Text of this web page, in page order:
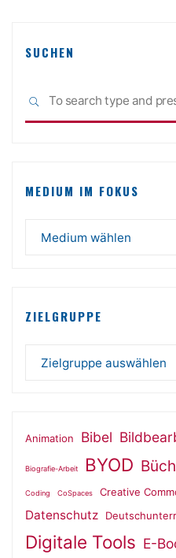
SUCHEN
SEARCH
MEDIUM IM FOKUS
ZIELGRUPPE
Animation Bibel
Biografie-Arbeit BYOD
Coding CoSpaces Creative
Datenschutz
Digitale Tools E-